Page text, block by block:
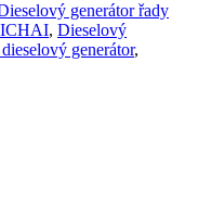
generátor řady
, Dieselový
generátor,